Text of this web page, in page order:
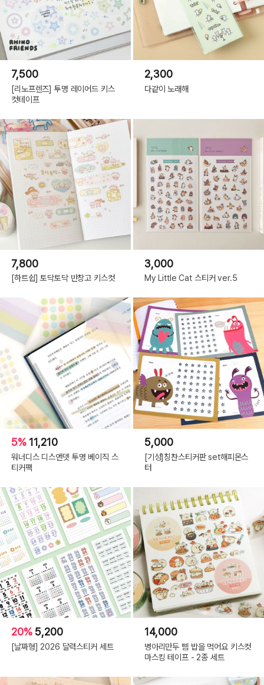
7,500
[리노프렌즈] 투명 레이어드 키스
컷테이프
2,300
다같이 노래해
7,800
[하트쉽] 토닥토닥 반창고 키스컷
3,000
My Little Cat 스티커 ver.5
5% 11,210
워너디스 디스앤뎃 투명 베이직 스
티커팩
5,000
[기성]칭찬스티커판 set해피몬스
터
20% 5,200
[날짜형] 2026 달력스티커 세트
14,000
병아리만두 삠 밥을 먹어요 키스컷
마스킹 테이프 - 2종 세트